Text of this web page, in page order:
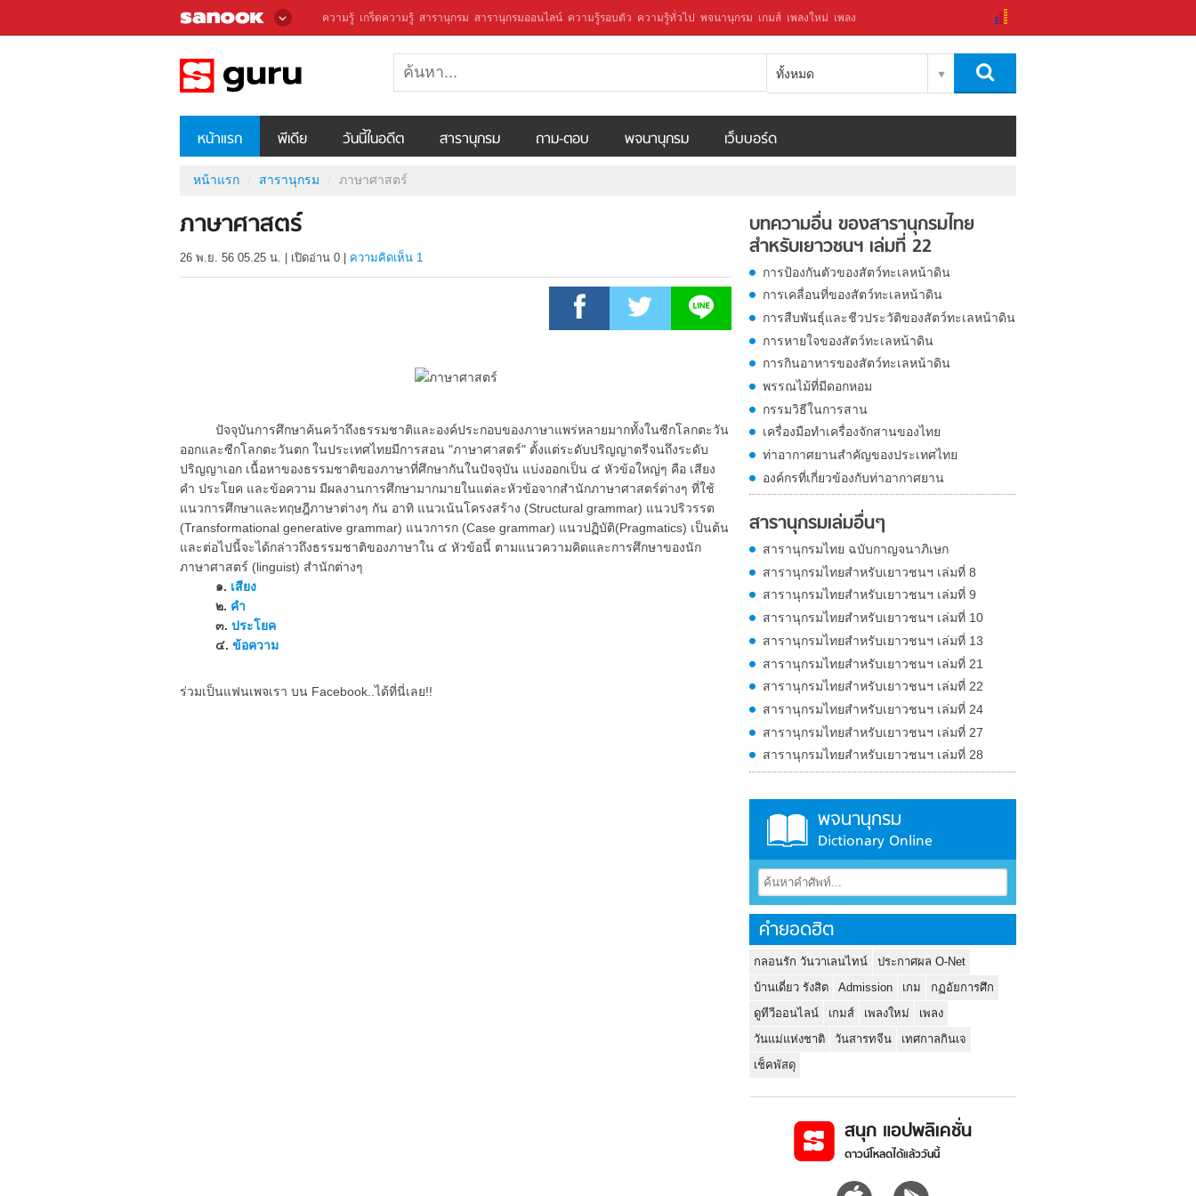
ความรู้ เกร็ดความรู้ สารานุกรม สารานุกรมออนไลน์ ความรู้รอบตัว ความรู้ทั่วไป พจนานุกรม เกมส์ เพลงใหม่ เพลง
ทั้งหมด
หน้าแรก พีเดีย วันนี้ในอดีต สารานุกรม ถาม-ตอบ พจนานุกรม เว็บบอร์ด
หน้าแรก สารานุกรม ภาษาศาสตร์
ภาษาศาสตร์
26 พ.ย. 56 05.25 น. เปิดอ่าน 0 ความคิดเห็น 1
ปัจจุบันการศึกษาค้นคว้าถึงธรรมชาติและองค์ประกอบของภาษาแพร่หลายมากทั้งในซีกโลกตะวัน
ออกและซีกโลกตะวันตก ในประเทศไทยมีการสอน "ภาษาศาสตร์" ตั้งแต่ระดับปริญญาตรีจนถึงระดับ
ปริญญาเอก เนื้อหาของธรรมชาติของภาษาที่ศึกษากันในปัจจุบัน แบ่งออกเป็น ๔ หัวข้อใหญ่ๆ คือ เสียง
คำ ประโยค และข้อความ มีผลงานการศึกษามากมายในแต่ละหัวข้อจากสำนักภาษาศาสตร์ต่างๆ ที่ใช้
แนวการศึกษาและทฤษฎีภาษาต่างๆ กัน อาทิ แนวเน้นโครงสร้าง (Structural grammar) แนวปริวรรต
(Transformational generative grammar) แนวการก (Case grammar) แนวปฏิบัติ(Pragmatics) เป็นต้น
และต่อไปนี้จะได้กล่าวถึงธรรมชาติของภาษาใน ๔ หัวข้อนี้ ตามแนวความคิดและการศึกษาของนัก
ภาษาศาสตร์ (linguist) สำนักต่างๆ
๑. เสียง
๒. คำ
๓. ประโยค
๔. ข้อความ
ร่วมเป็นแฟนเพจเรา บน Facebook..ได้ที่นี่เลย!!
บทความอื่น ของสารานุกรมไทย
สำหรับเยาวชนฯ เล่มที่ 22
การป้องกันตัวของสัตว์ทะเลหน้าดิน
การเคลื่อนที่ของสัตว์ทะเลหน้าดิน
การสืบพันธุ์และชีวประวัติของสัตว์ทะเลหน้าดิน
การหายใจของสัตว์ทะเลหน้าดิน
การกินอาหารของสัตว์ทะเลหน้าดิน
พรรณไม้ที่มีดอกหอม
กรรมวิธีในการสาน
เครื่องมือทำเครื่องจักสานของไทย
ท่าอากาศยานสำคัญของประเทศไทย
องค์กรที่เกี่ยวข้องกับท่าอากาศยาน
สารานุกรมเล่มอื่นๆ
สารานุกรมไทย ฉบับกาญจนาภิเษก
สารานุกรมไทยสำหรับเยาวชนฯ เล่มที่ 8
สารานุกรมไทยสำหรับเยาวชนฯ เล่มที่ 9
สารานุกรมไทยสำหรับเยาวชนฯ เล่มที่ 10
สารานุกรมไทยสำหรับเยาวชนฯ เล่มที่ 13
สารานุกรมไทยสำหรับเยาวชนฯ เล่มที่ 21
สารานุกรมไทยสำหรับเยาวชนฯ เล่มที่ 22
สารานุกรมไทยสำหรับเยาวชนฯ เล่มที่ 24
สารานุกรมไทยสำหรับเยาวชนฯ เล่มที่ 27
สารานุกรมไทยสำหรับเยาวชนฯ เล่มที่ 28
พจนานุกรม
Dictionary Online
คำยอดฮิต
กลอนรัก วันวาเลนไทน์
ประกาศผล O-Net
บ้านเดี่ยว รังสิต
Admission เกม
กฏอัยการศึก
ดูทีวีออนไลน์
เกมส์ เพลงใหม่
เพลง
วันแม่แห่งชาติ
วันสารทจีน
เทศกาลกินเจ
เช็คพัสดุ
สนุก แอปพลิเคชั่น
ดาวน์โหลดได้แล้ววันนี้